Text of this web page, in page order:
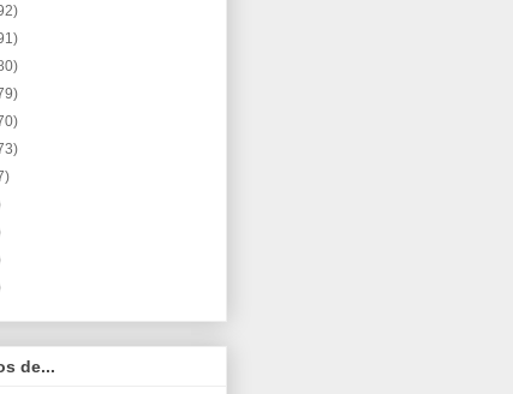
de...